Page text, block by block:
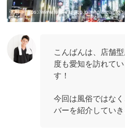
引用：https://www.fujidream.co.jp/mag/
ml
こんばんは、店舗
度も愛知を訪れて
す！
今回は風俗ではな
バーを紹介していき